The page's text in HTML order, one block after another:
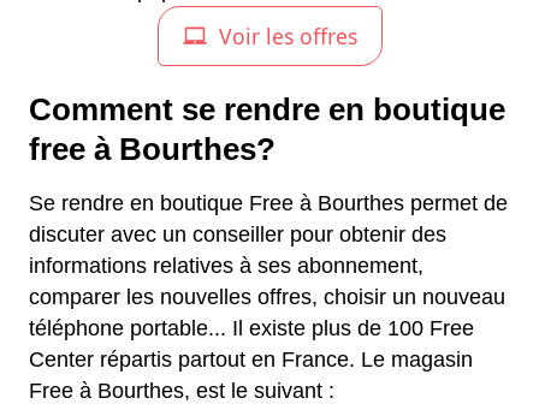
Comment se rendre en boutique
free à Bourthes?
Se rendre en boutique Free à Bourthes permet de
discuter avec un conseiller pour obtenir des
informations relatives à ses abonnement,
comparer les nouvelles offres, choisir un nouveau
téléphone portable... Il existe plus de 100 Free
Center répartis partout en France. Le magasin
Free à Bourthes, est le suivant :